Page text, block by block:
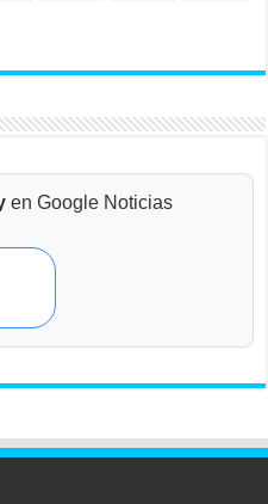
en Google Noticias